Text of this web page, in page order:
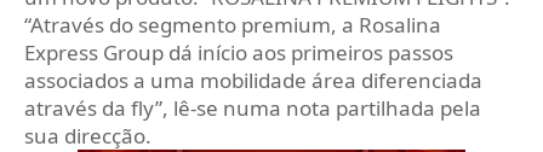
“Através do segmento premium, a Rosalina
Express Group dá início aos primeiros passos
associados a uma mobilidade área diferenciada
através da fly”, lê-se numa nota partilhada pela
sua direcção.